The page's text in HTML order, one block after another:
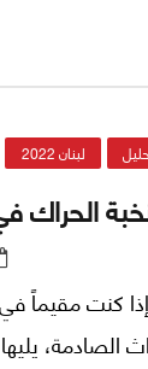
لبنان 2022
الحراك
كنت مقيماً
الصادمة،